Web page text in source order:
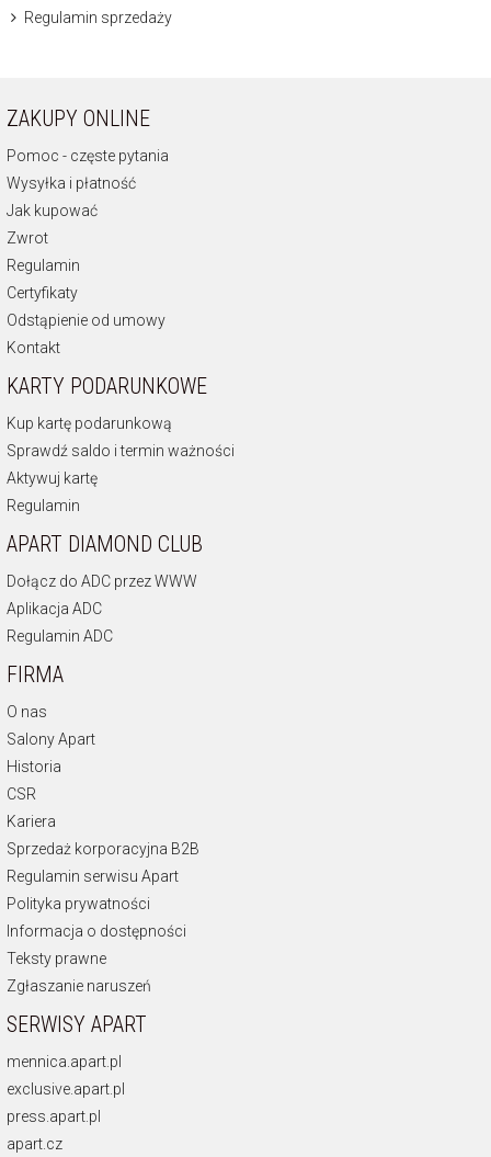
Regulamin sprzedaży
ZAKUPY ONLINE
Pomoc - częste pytania
Wysyłka i płatność
Jak kupować
Zwrot
Regulamin
Certyfikaty
Odstąpienie od umowy
Kontakt
KARTY PODARUNKOWE
Kup kartę podarunkową
Sprawdź saldo i termin ważności
Aktywuj kartę
Regulamin
APART DIAMOND CLUB
Dołącz do ADC przez WWW
Aplikacja ADC
Regulamin ADC
FIRMA
O nas
Salony Apart
Historia
CSR
Kariera
Sprzedaż korporacyjna B2B
Regulamin serwisu Apart
Polityka prywatności
Informacja o dostępności
Teksty prawne
Zgłaszanie naruszeń
SERWISY APART
mennica.apart.pl
exclusive.apart.pl
press.apart.pl
apart.cz